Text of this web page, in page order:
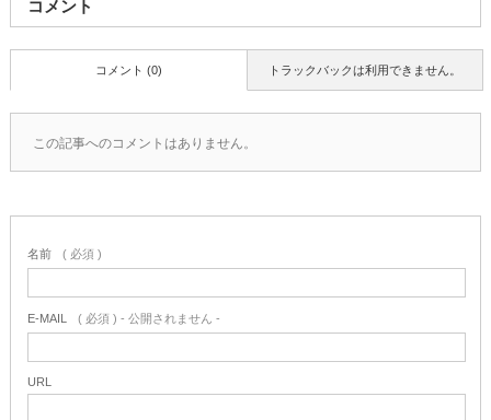
コメント
トラックバックは利用できません。
コメント (0)
この記事へのコメントはありません。
名前 ( 必須 )
E-MAIL ( 必須 ) - 公開されません -
URL